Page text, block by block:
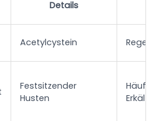
Details
Acetylcystein
Festsitzender
Husten